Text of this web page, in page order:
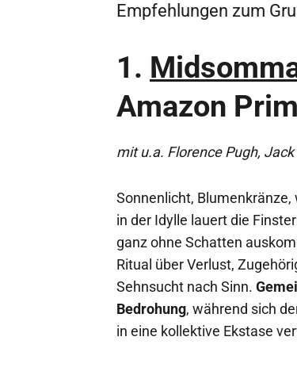
Empfehlungen zum
1.
Amazon
mit u.a. Florence Pugh,
Sonnenlicht,
in der Idylle lauert die
ganz ohne Schatten
Ritual über Verlust,
Sehnsucht nach Sinn.
Bedrohung, während sich
in eine kollektive Ekstase